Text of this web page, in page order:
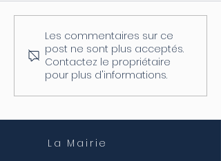
Coupure d'électricité le
04/08
Les commentaires sur ce
post ne sont plus acceptés.
Contactez le propriétaire
pour plus d'informations.
La Mairie